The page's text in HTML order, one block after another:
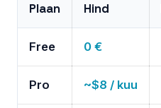
Plaan Hind
Free 0 €
Pro ~$8 / kuu